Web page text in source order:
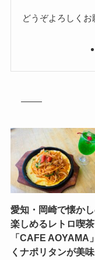
どうぞよろしくお
愛知・岡崎で懐か
楽しめるレトロ喫茶
「CAFE AOYAMA
くナポリタンが美